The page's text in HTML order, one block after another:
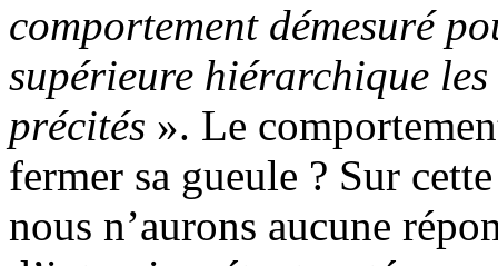
comportement démesuré
supérieure hiérarchique
précités ». Le
fermer sa gueule ? Sur
nous n’aurons aucune